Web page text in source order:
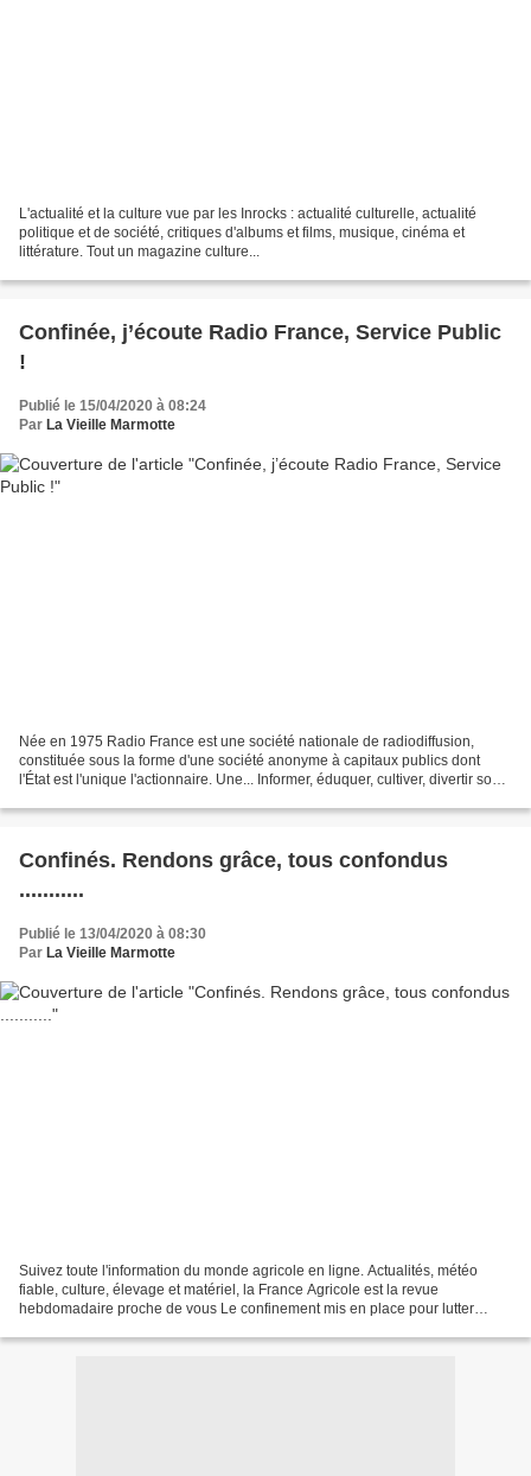
L'actualité et la culture vue par les Inrocks : actualité culturelle, actualité
politique et de société, critiques d'albums et films, musique, cinéma et
littérature. Tout un magazine culture...
Confinée, j’écoute Radio France, Service Public
!
Publié le 15/04/2020 à 08:24
Par La Vieille Marmotte
Née en 1975 Radio France est une société nationale de radiodiffusion,
constituée sous la forme d'une société anonyme à capitaux publics dont
l'État est l'unique l'actionnaire. Une... Informer, éduquer, cultiver, divertir sont
Confinés. Rendons grâce, tous confondus
...........
Publié le 13/04/2020 à 08:30
Par La Vieille Marmotte
Suivez toute l'information du monde agricole en ligne. Actualités, météo
fiable, culture, élevage et matériel, la France Agricole est la revue
hebdomadaire proche de vous Le confinement mis en place pour lutter